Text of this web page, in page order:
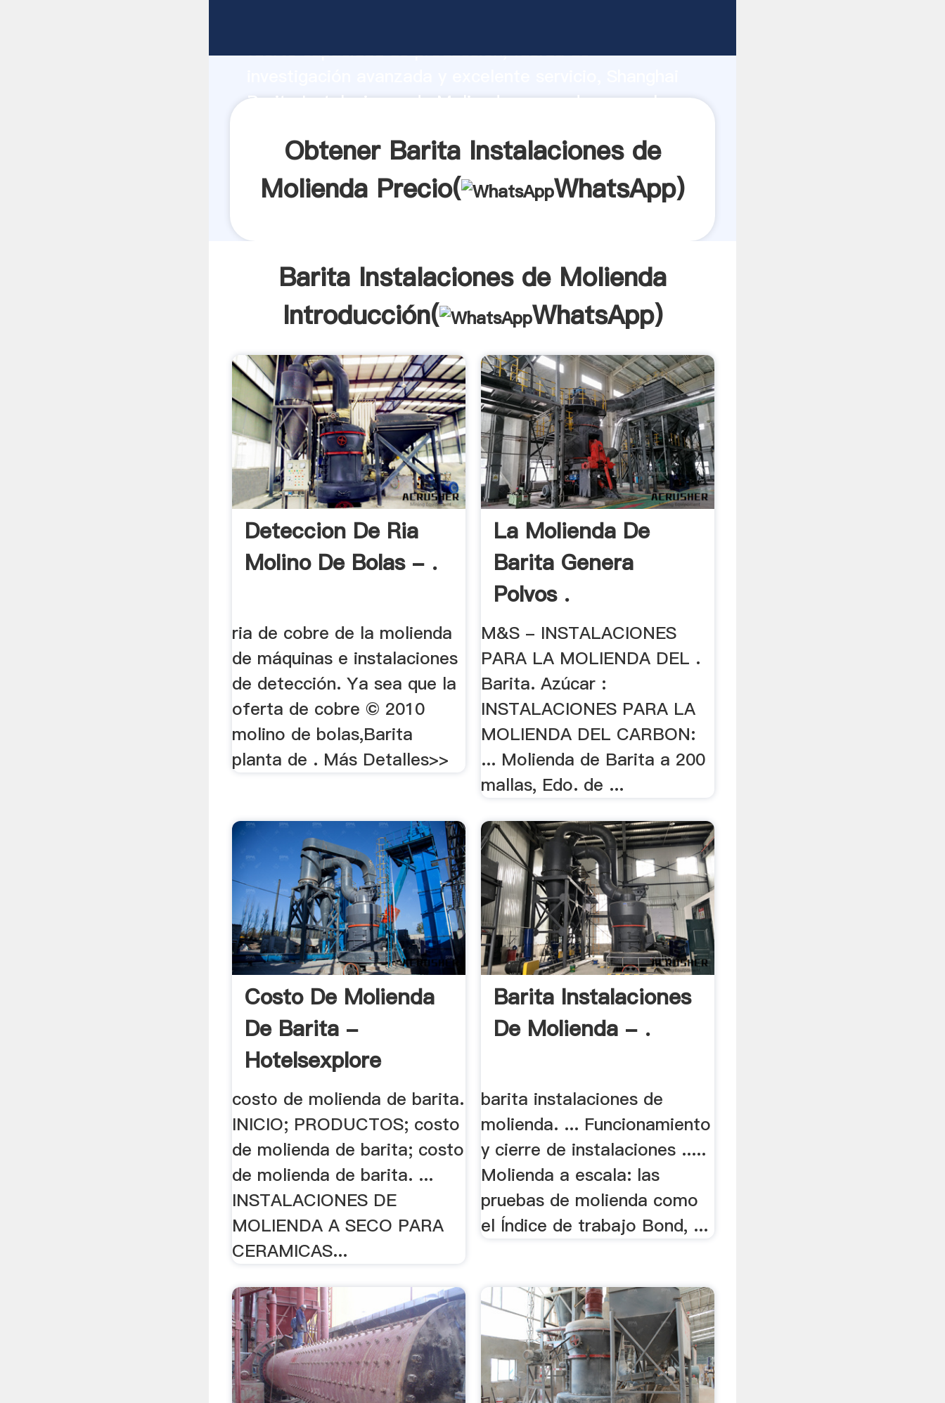
fuerte capacidad de producción, fuerza de
Barita Instalaciones de Molienda proveedor crea el
Obtener Barita Instalaciones de
Molienda Precio(
WhatsApp)
Barita Instalaciones de Molienda
Introducción(
WhatsApp)
Deteccion De Ria
Molino De Bolas - .
ria de cobre de la molienda
de máquinas e instalaciones
de detección. Ya sea que la
oferta de cobre © 2010
molino de bolas,Barita
planta de . Más Detalles>>
La Molienda De
Barita Genera
Polvos .
M&S - INSTALACIONES
PARA LA MOLIENDA DEL .
Barita. Azúcar :
INSTALACIONES PARA LA
MOLIENDA DEL CARBON:
... Molienda de Barita a 200
mallas, Edo. de ...
Costo De Molienda
De Barita -
Hotelsexplore
costo de molienda de barita.
INICIO; PRODUCTOS; costo
de molienda de barita; costo
de molienda de barita. ...
INSTALACIONES DE
MOLIENDA A SECO PARA
CERAMICAS...
Barita Instalaciones
De Molienda - .
barita instalaciones de
molienda. ... Funcionamiento
y cierre de instalaciones .....
Molienda a escala: las
pruebas de molienda como
el Índice de trabajo Bond, ...